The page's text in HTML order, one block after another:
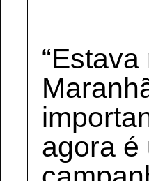
agora é